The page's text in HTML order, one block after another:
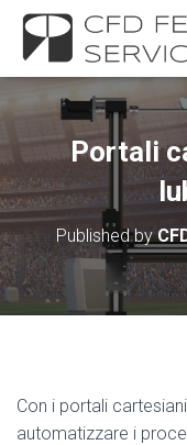
Portali
Published by
Con i portali
automatizzare i